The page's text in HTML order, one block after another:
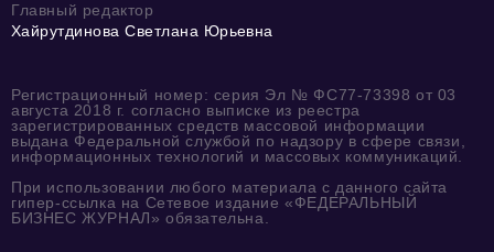
Главный редактор
Хайрутдинова Светлана Юрьевна
Регистрационный номер: серия Эл № ФС77-73398 от 03
августа 2018 г. согласно выписке из реестра
зарегистрированных средств массовой информации
выдана Федеральной службой по надзору в сфере связи,
информационных технологий и массовых коммуникаций.
При использовании любого материала с данного сайта
гипер-ссылка на Сетевое издание «ФЕДЕРАЛЬНЫЙ
БИЗНЕС ЖУРНАЛ» обязательна.